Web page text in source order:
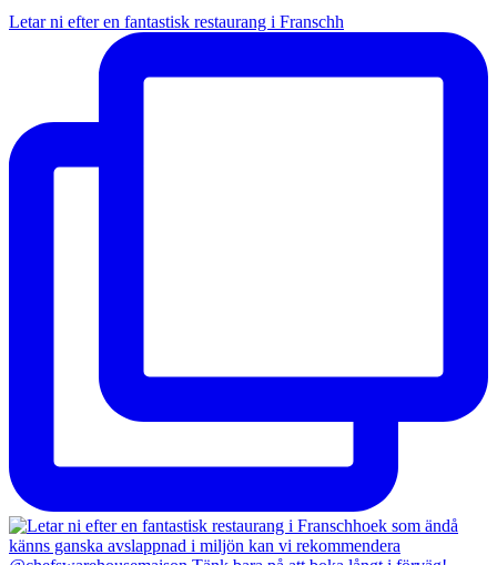
Letar ni efter en fantastisk restaurang i Franschh